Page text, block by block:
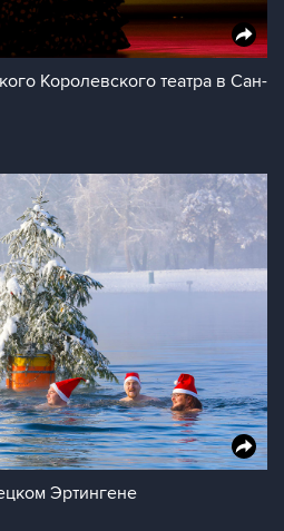
Королевского театра в Сан-
Эртингене